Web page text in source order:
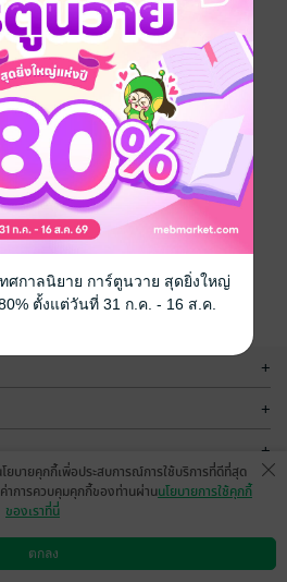
+
+
+
วิธีการใช้งาน ติดต่อเรา
ยบายคุกกี้เพื่อประสบการณ์การใช้บริการที่ดีที่สุด
าการควบคุมคุกกี้ของท่านผ่านนโยบายการใช้คุกกี้
ของเราที่นี่
ตกลง
ทศกาลนิยาย การ์ตูนวาย สุดยิ่งใหญ่
ตั้งแต่วันที่ 31 ก.ค. - 16 ส.ค.